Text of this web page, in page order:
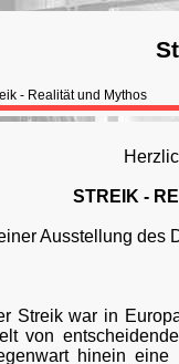
- Realität und Mythos
STREIK -
Ausstellung des
Streik war in
von
hinein eine